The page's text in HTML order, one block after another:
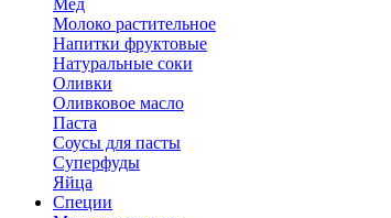
Мед
Молоко растительное
Напитки фруктовые
Натуральные соки
Оливки
Оливковое масло
Паста
Соусы для пасты
Суперфуды
Яйца
Специи